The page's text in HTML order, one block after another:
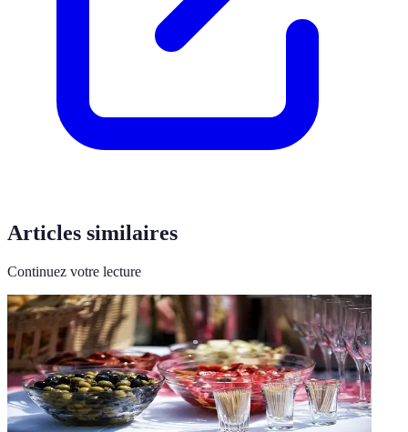
Articles similaires
Continuez votre lecture